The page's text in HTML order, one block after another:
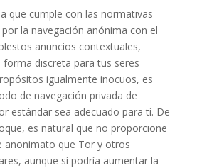
que cumple con las normativas
la navegación anónima con el
anuncios contextuales,
forma discreta para tus seres
igualmente inocuos, es
de navegación privada de
estándar sea adecuado para ti. De
es natural que no proporcione
anonimato que Tor y otros
aunque sí podría aumentar la